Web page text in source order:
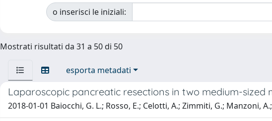
o inserisci le iniziali:
Mostrati risultati da 31 a 50 di 50
esporta metadati
Laparoscopic pancreatic resections in two medium-sized
2018-01-01 Baiocchi, G. L.; Rosso, E.; Celotti, A.; Zimmiti, G.; Manzoni,